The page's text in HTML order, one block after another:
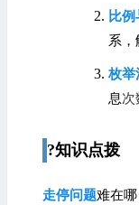
比
系，
枚举
息次
?知识点拨
走停问题难在